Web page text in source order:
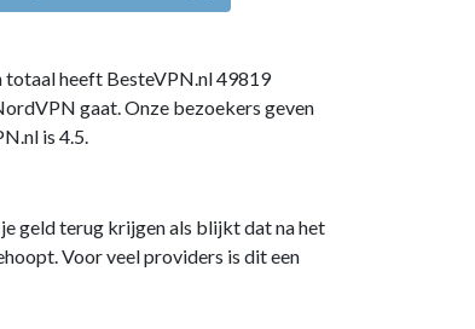
heeft BesteVPN.nl 49819
gaat. Onze bezoekers geven
is 4.5.
geld terug krijgen als blijkt dat na het
Voor veel providers is dit een